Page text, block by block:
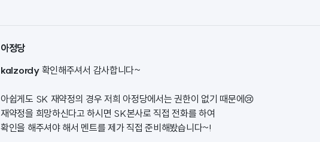
아정당
kalzordy 확인해주셔서 감사합니다~
아쉽게도 SK 재약정의 경우 저희 아정당에서는 권한이 없기 때문에😢
재약정을 희망하신다고 하시면 SK본사로 직접 전화를 하여
확인을 해주셔야 해서 멘트를 제가 직접 준비해봤습니다~!